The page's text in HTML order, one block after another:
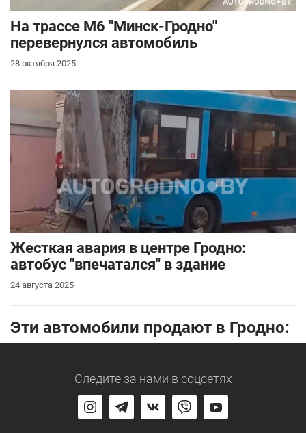
На трассе М6 "Минск-Гродно"
перевернулся автомобиль
28 октября 2025
Жесткая авария в центре Гродно:
автобус "впечатался" в здание
24 августа 2025
Эти автомобили продают в Гродно:
Следите за нами в соцсетях